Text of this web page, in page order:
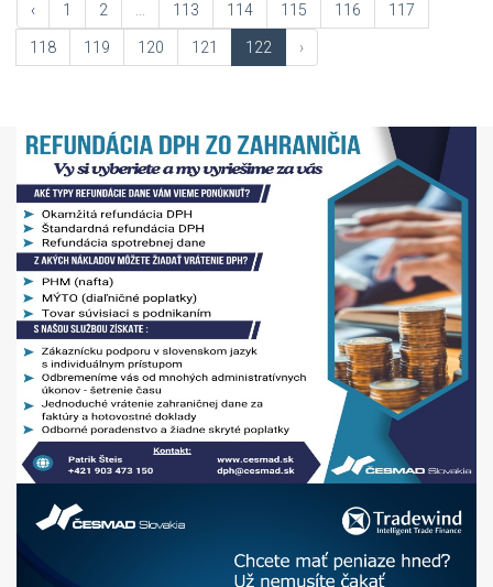
‹ 1 2 ... 113 114 115 116 117
118 119 120 121 122 ›